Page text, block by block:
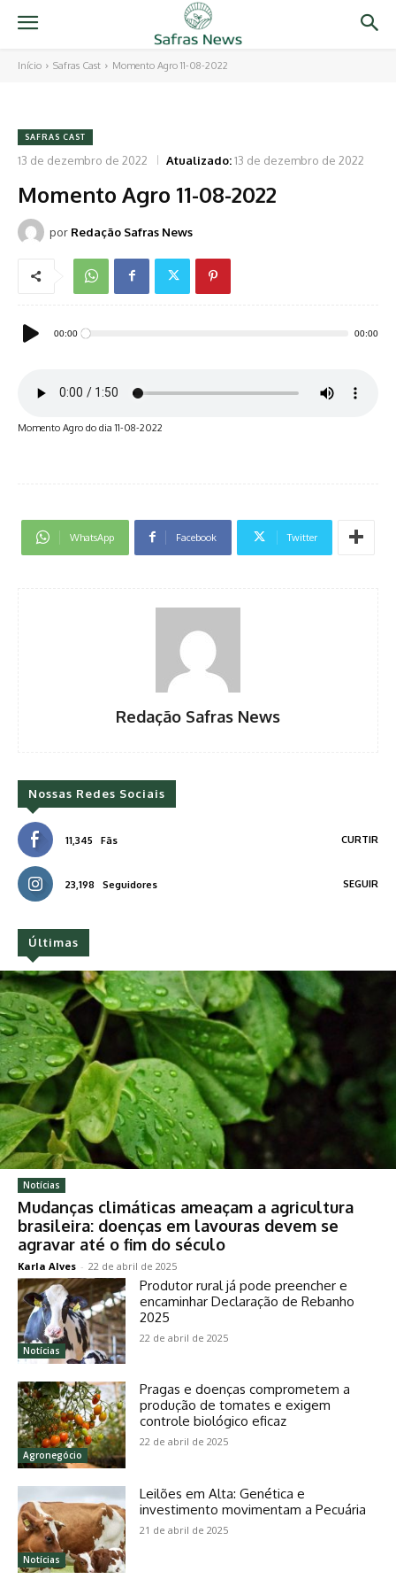
Início Safras Cast Momento Agro 11-08-2022
SAFRAS CAST
13 de dezembro de 2022 Atualizado:13 de dezembro de 2022
Momento Agro 11-08-2022
por Redação Safras News
Tocador
de
00:00 00:00
Momento Agro do dia 11-08-2022
WhatsApp Facebook Twitter
Redação Safras News
Nossas Redes Sociais
11,345 Fãs CURTIR
23,198 Seguidores SEGUIR
Últimas
Notícias
Mudanças climáticas ameaçam a agricultura
brasileira: doenças em lavouras devem se
agravar até o fim do século
Karla Alves - 22 de abril de 2025
Notícias
Produtor rural já pode preencher e
encaminhar Declaração de Rebanho
2025
22 de abril de 2025
Agronegócio
Pragas e doenças comprometem a
produção de tomates e exigem
controle biológico eficaz
22 de abril de 2025
Notícias
Leilões em Alta: Genética e
investimento movimentam a Pecuária
21 de abril de 2025